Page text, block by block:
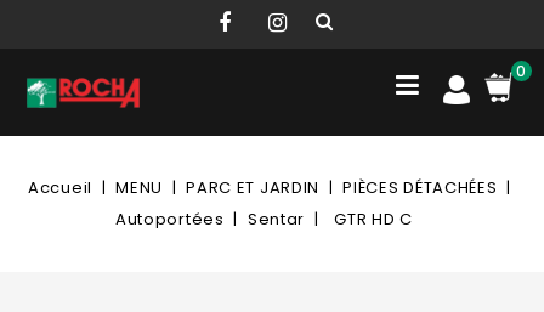
0
Accueil MENU PARC ET JARDIN
PIÈCES DÉTACHÉES
Autoportées
Sentar GTR HD C